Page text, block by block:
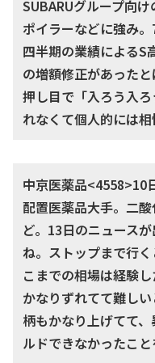
SUBARUグループ向
ポイラーなどに強み
四半期の業績によるS
の増額修正があった
押し目で「入ろう入
れなくて個人的には相
中京医薬品<4558>10
配置医薬品大手。二
ど。13日のニュース
ね。ストップまで行
こまでの相場は経験
かなりずれてて難し
柄もかなり上げてて
ルドできなかったこと